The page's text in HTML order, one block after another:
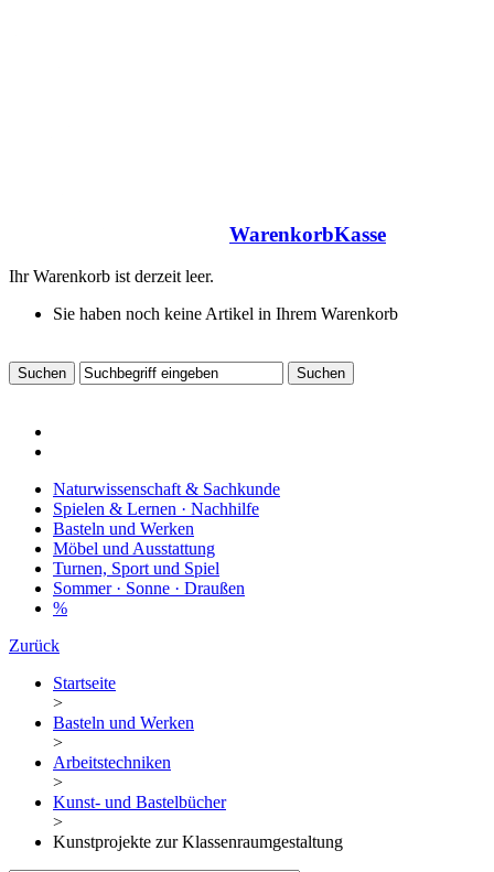
WarenkorbKasse
Ihr Warenkorb ist derzeit leer.
Sie haben noch keine Artikel in Ihrem Warenkorb
Naturwissenschaft & Sachkunde
Spielen & Lernen · Nachhilfe
Basteln und Werken
Möbel und Ausstattung
Turnen, Sport und Spiel
Sommer · Sonne · Draußen
%
Zurück
Startseite
>
Basteln und Werken
>
Arbeitstechniken
>
Kunst- und Bastelbücher
>
Kunstprojekte zur Klassenraumgestaltung